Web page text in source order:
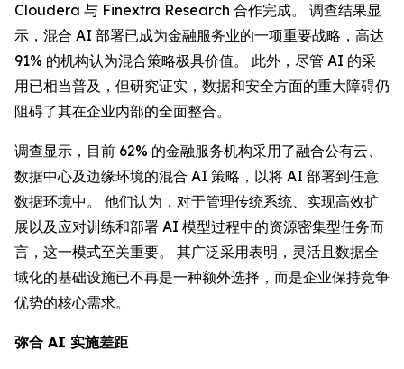
Cloudera 与 Finextra Research 合作完成。 调查结果显
示，混合 AI 部署已成为金融服务业的一项重要战略，高达
91% 的机构认为混合策略极具价值。 此外，尽管 AI 的采
用已相当普及，但研究证实，数据和安全方面的重大障碍仍
阻碍了其在企业内部的全面整合。
调查显示，目前 62% 的金融服务机构采用了融合公有云、
数据中心及边缘环境的混合 AI 策略，以将 AI 部署到任意
数据环境中。 他们认为，对于管理传统系统、实现高效扩
展以及应对训练和部署 AI 模型过程中的资源密集型任务而
言，这一模式至关重要。 其广泛采用表明，灵活且数据全
域化的基础设施已不再是一种额外选择，而是企业保持竞争
优势的核心需求。
弥合 AI 实施差距